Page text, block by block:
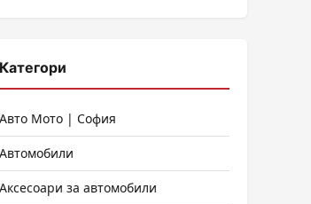
Категори
Авто Мото | София
Автомобили
Аксесоари за автомобили